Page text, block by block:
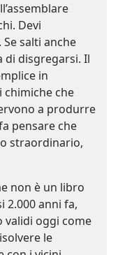
Devi
salti anche
di disgregarsi. Il
in
chimiche che
a produrre
pensare che
straordinario,
non è un libro
2.000 anni fa,
validi oggi come
le